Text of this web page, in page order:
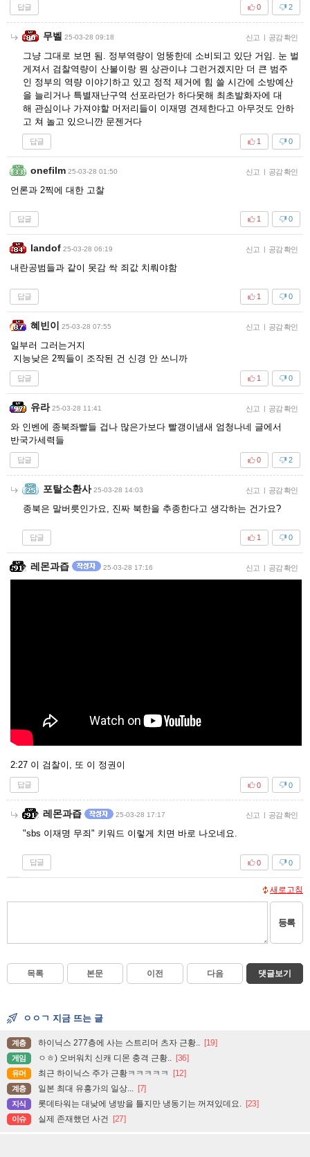
답글 2
0
무벨 25-03-28 09:18 신고 | 공감 확인
그냥 그대로 보면 됨. 정부역량이 엉뚱한데 소비되고 있단 거임. 눈 벌
게져서 검찰역량이 산불이랑 뭔 상관이냐 그런거겠지만 더 큰 범주
인 정부의 역량 이야기하고 있고 정적 제거에 힘 쓸 시간에 소방예산
을 늘리거나 특별재난구역 선포라던가 하다못해 최초발화자에 대
해 관심이나 가져야할 머저리들이 이재명 견제한다고 아무것도 안하
고 쳐 놀고 있으니깐 문젠거다
답글 0
1
onefilm 25-03-28 01:50 신고 | 공감 확인
언론과 2찍에 대한 고찰
답글 0
1
landof 25-03-28 06:19 신고 | 공감 확인
내란공범들과 같이 못감 싹 죄값 치뤄야함
답글 0
1
혜빈이 25-03-28 07:55 신고 | 공감 확인
일부러 그러는거지
지능낮은 2찍들이 조작된 건 신경 안 쓰니까
답글 0
1
유라 25-03-28 11:41 신고 | 공감 확인
와 인벤에 종북좌빨들 겁나 많은가보다 빨갱이냄새 엄청나네 글에서
반국가세력들
답글 2
0
포탈소환사 25-03-28 14:03 신고 | 공감 확인
종북은 말버릇인가요, 진짜 북한을 추종한다고 생각하는 건가요?
답글 0
1
레몬과즙 25-03-28 17:16 신고 | 공감 확인
2:27 이 검찰이, 또 이 정권이
답글 0
0
레몬과즙 25-03-28 17:17 신고 | 공감 확인
"sbs 이재명 무죄" 키워드 이렇게 치면 바로 나오네요.
답글 0
0
새로고침
등록
목록 본문 이전 다음 댓글보기
ㅇㅇㄱ 지금 뜨는 글
계층 하이닉스 277층에 사는 스트리머 츠자 근황.. [19]
게임 ㅇㅎ) 오버워치 신캐 디몬 충격 근황.. [36]
유머 최근 하이닉스 주가 근황ㅋㅋㅋㅋㅋ [12]
계층 일본 최대 유흥가의 일상... [7]
지식 롯데타워는 대낮에 냉방을 틀지만 냉동기는 꺼져있데요. [23]
이슈 실제 존재했던 사건 [27]